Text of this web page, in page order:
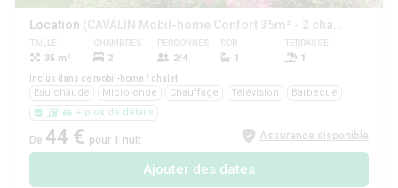
Location (CAVALIN Mobil-home Confort 35m² - 2 chambres ( personnes à mobilité réduite) sur parcelle >100m2)
TAILLE
35 m²
CHAMBRES
2
PERSONNES
2/4
SDB
1
TERRASSE
1
Inclus dans ce mobil-home / chalet
Eau chaude Micro-onde Chauffage Télévision
Barbecue
+ plus de détails
De 44 € pour 1 nuit Assurance disponible
Ajouter des dates